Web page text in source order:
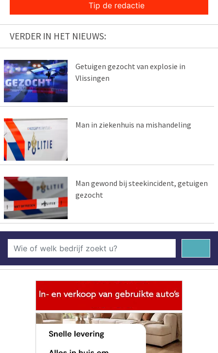
Tip de redactie
VERDER IN HET NIEUWS:
Getuigen gezocht van explosie in
Vlissingen
Man in ziekenhuis na mishandeling
Man gewond bij steekincident, getuigen
gezocht